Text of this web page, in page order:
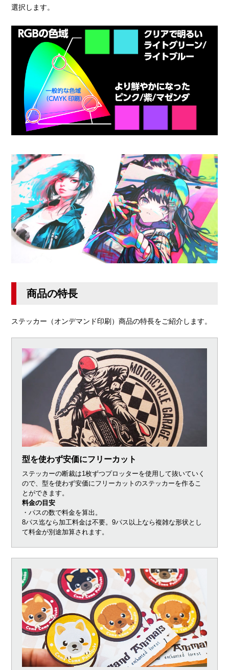
選択します。
商品の特長
ステッカー（オンデマンド印刷）商品の特長をご紹介します。
型を使わず安価にフリーカット
ステッカーの断裁は1枚ずつプロッターを使用して抜いていく
ので、型を使わず安価にフリーカットのステッカーを作るこ
とができます。
料金の目安
・パスの数で料金を算出。
8パス迄なら加工料金は不要。9パス以上なら複雑な形状とし
て料金が別途加算されます。